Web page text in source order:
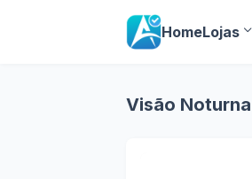
HomeLojas
Visão Noturna